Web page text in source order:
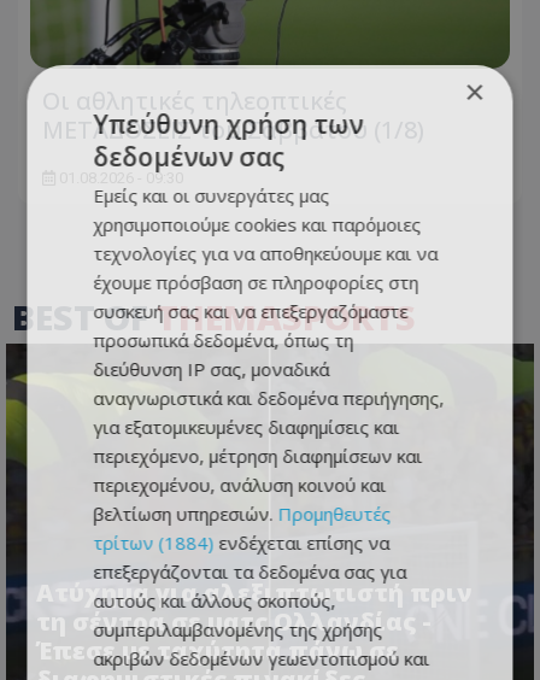
ΜΕΤΑΔΟΣΕΙΣ του Σαββάτου (1/8)
01.08.2026 - 09:30
BEST OFTHEMASPORTS
Ατύχημα για αλεξιπτωτιστή πριν
τη σέντρα σε ματς Ολλανδίας -
Έπεσε με ταχύτητα πάνω σε
×
Υπεύθυνη χρήση των
δεδομένων σας
Εμείς και οι συνεργάτες μας
χρησιμοποιούμε cookies και παρόμοιες
τεχνολογίες για να αποθηκεύουμε και να
έχουμε πρόσβαση σε πληροφορίες στη
συσκευή σας και να επεξεργαζόμαστε
προσωπικά δεδομένα, όπως τη
διεύθυνση IP σας, μοναδικά
αναγνωριστικά και δεδομένα περιήγησης,
για εξατομικευμένες διαφημίσεις και
περιεχόμενο, μέτρηση διαφημίσεων και
περιεχομένου, ανάλυση κοινού και
βελτίωση υπηρεσιών. Προμηθευτές
τρίτων (1884) ενδέχεται επίσης να
επεξεργάζονται τα δεδομένα σας για
αυτούς και άλλους σκοπούς,
συμπεριλαμβανομένης της χρήσης
ακριβών δεδομένων γεωεντοπισμού και